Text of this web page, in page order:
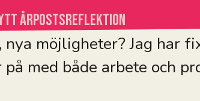
årpostsreflektion
nya möjligheter? Jag har
med både arbete och